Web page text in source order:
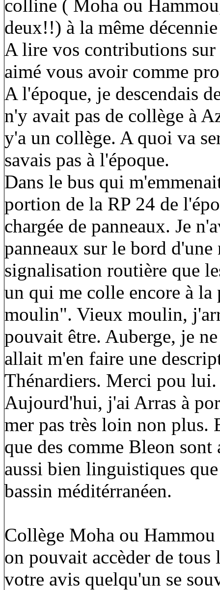
colline ( Moha ou
deux!!) à la même
A lire vos contributions
aimé vous avoir comme
A l'époque, je descendais
n'y avait pas de collège à
y'a un collège. A quoi va
savais pas à l'époque.
Dans le bus qui
portion de la RP 24 de
chargée de panneaux. Je
panneaux sur le bord
signalisation routière que
un qui me colle encore à
moulin". Vieux moulin,
pouvait être. Auberge, je
allait m'en faire une
Thénardiers. Merci pou lui.
Aujourd'hui, j'ai Arras à
mer pas très loin non plus.
que des comme Bleon
aussi bien linguistiques
bassin méditérranéen.
Collège Moha ou
on pouvait accèder de tous
votre avis quelqu'un se